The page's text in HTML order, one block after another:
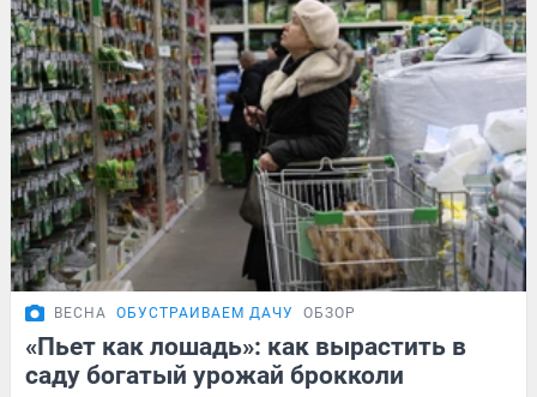
ВЕСНА ОБУСТРАИВАЕМ ДАЧУ ОБЗОР
«Пьет как лошадь»: как вырастить в
саду богатый урожай брокколи